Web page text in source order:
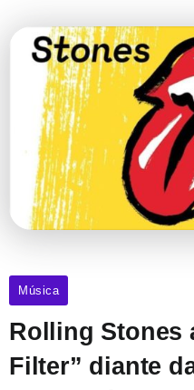
Música
Rolling Stones
Filter” diante